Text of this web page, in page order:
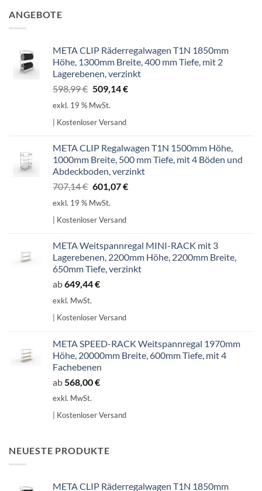
ANGEBOTE
META CLIP Räderregalwagen T1N 1850mm
Höhe, 1300mm Breite, 400 mm Tiefe, mit 2
Lagerebenen, verzinkt
598,99€ Ursprünglicher
Preis
598,99 €
509,14€Aktueller
exkl. 19 % MwSt.
| Kostenloser Versand
META CLIP Regalwagen T1N 1500mm Höhe,
1000mm Breite, 500 mm Tiefe, mit 4 Böden und
Abdeckboden, verzinkt
707,14€ Ursprünglicher
Preis
707,14 €
601,07€Aktueller
exkl. 19 % MwSt.
| Kostenloser Versand
META Weitspannregal MINI-RACK mit 3
Lagerebenen, 2200mm Höhe, 2200mm Breite,
650mm Tiefe, verzinkt
ab649,44€
exkl. MwSt.
| Kostenloser Versand
META SPEED-RACK Weitspannregal 1970mm
Höhe, 20000mm Breite, 600mm Tiefe, mit 4
Fachebenen
ab 568,00€
exkl. MwSt.
| Kostenloser Versand
NEUESTE PRODUKTE
META CLIP Räderregalwagen T1N 1850mm